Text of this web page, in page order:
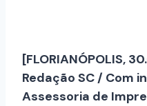
[FLORIANÓPOLIS,
Redação SC / Com
Assessoria de